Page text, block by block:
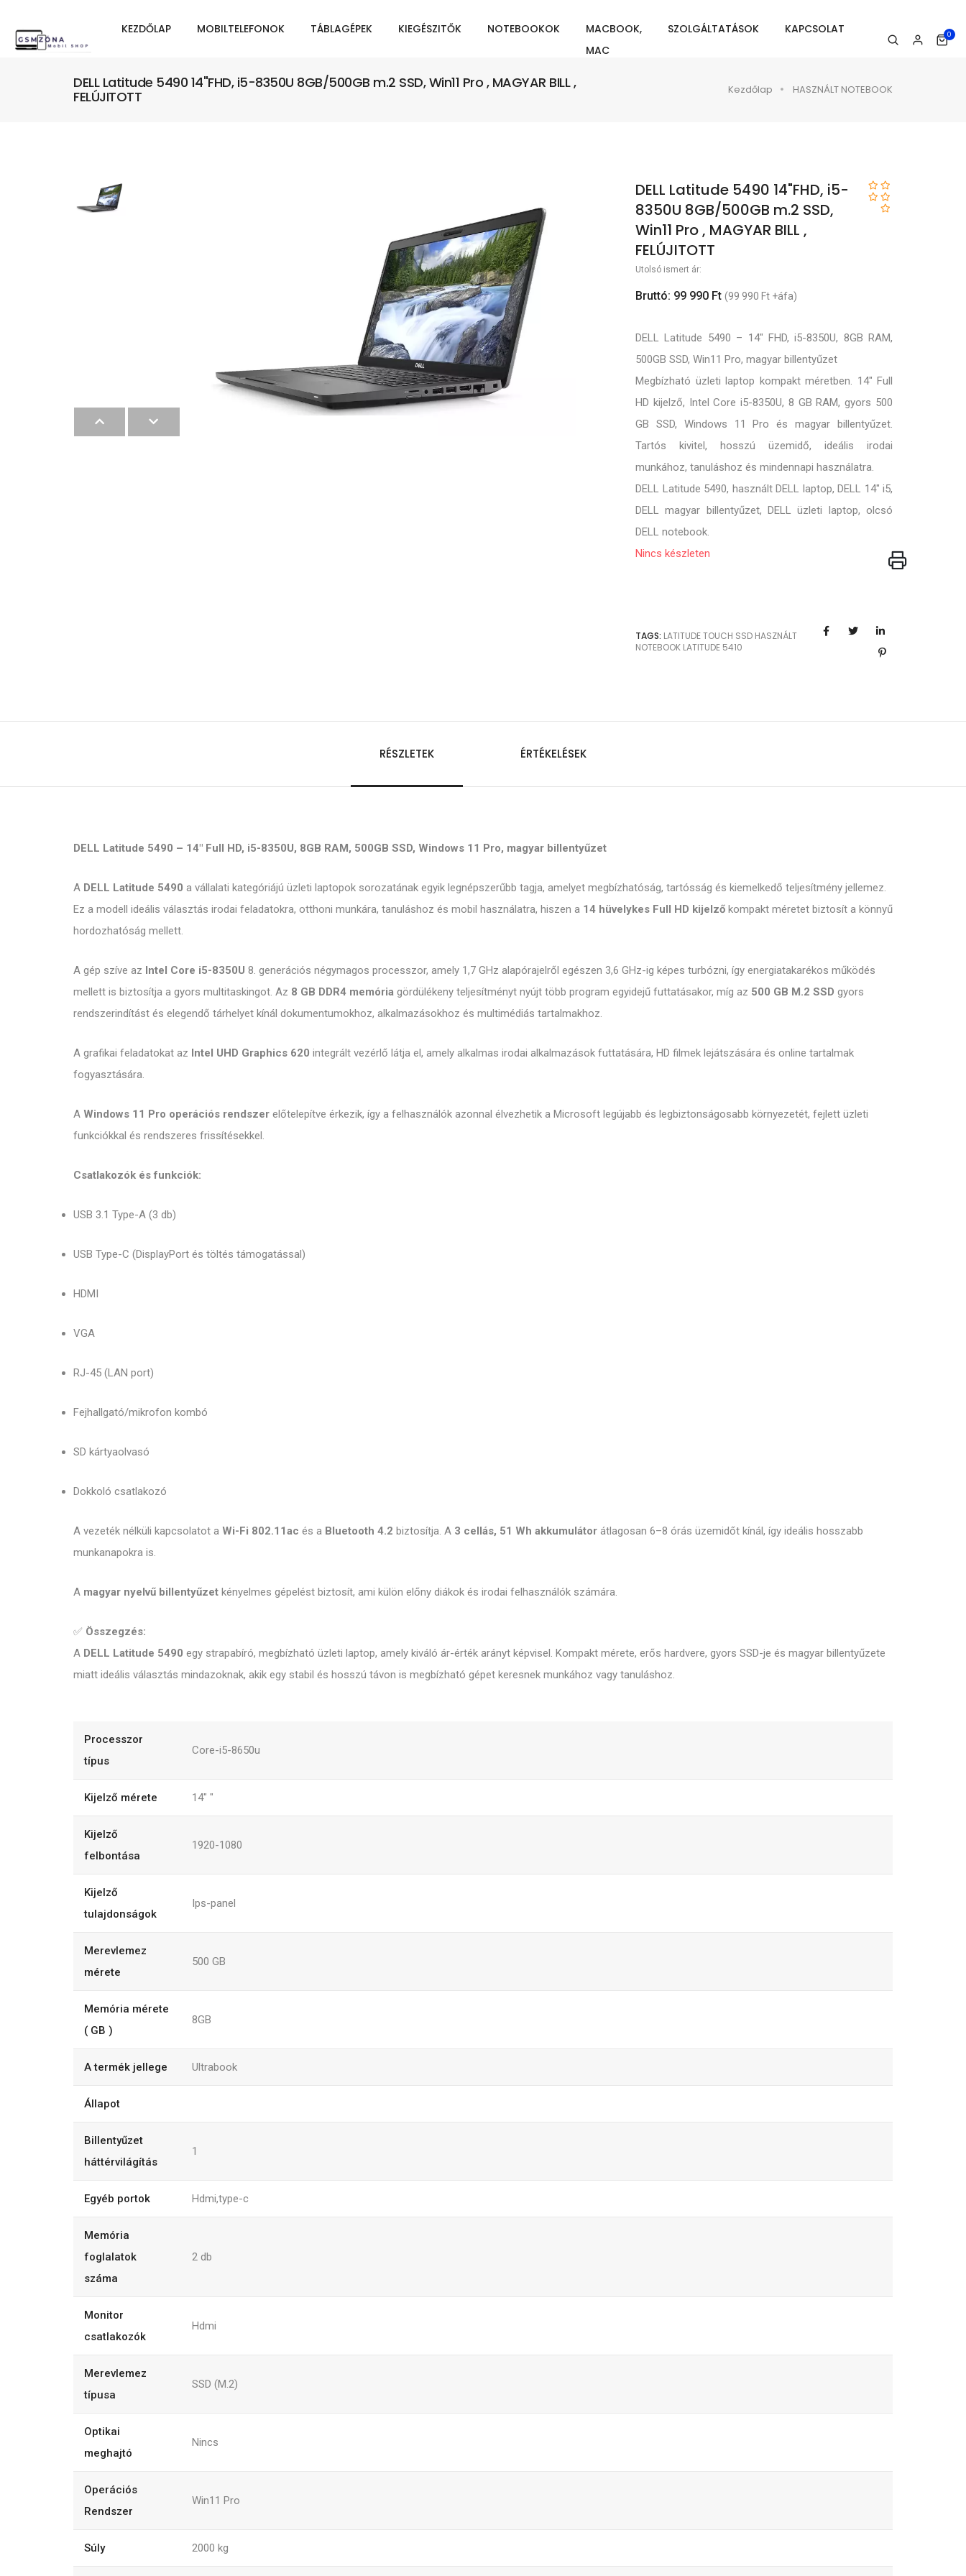
KEZDŐLAP MOBILTELEFONOK TÁBLAGÉPEK KIEGÉSZITŐK NOTEBOOKOK
MACBOOK,
MAC
SZOLGÁLTATÁSOK KAPCSOLAT 0
DELL Latitude 5490 14"FHD, i5-8350U 8GB/500GB m.2 SSD, Win11 Pro , MAGYAR BILL ,
FELÚJITOTT
Kezdőlap HASZNÁLT NOTEBOOK
DELL Latitude 5490 14"FHD, i5-
8350U 8GB/500GB m.2 SSD,
Win11 Pro , MAGYAR BILL ,
FELÚJITOTT
Utolsó ismert ár:
Bruttó: 99 990 Ft (99 990 Ft +áfa)
DELL Latitude 5490 – 14" FHD, i5-8350U, 8GB RAM,
500GB SSD, Win11 Pro, magyar billentyűzet
Megbízható üzleti laptop kompakt méretben. 14" Full
HD kijelző, Intel Core i5-8350U, 8 GB RAM, gyors 500
GB SSD, Windows 11 Pro és magyar billentyűzet.
Tartós kivitel, hosszú üzemidő, ideális irodai
munkához, tanuláshoz és mindennapi használatra.
DELL Latitude 5490, használt DELL laptop, DELL 14" i5,
DELL magyar billentyűzet, DELL üzleti laptop, olcsó
DELL notebook.
Nincs készleten
TAGS: LATITUDETOUCH SSD HASZNÁLT
NOTEBOOK LATITUDE 5410
RÉSZLETEK ÉRTÉKELÉSEK
DELL Latitude 5490 – 14" Full HD, i5-8350U, 8GB RAM, 500GB SSD, Windows 11 Pro, magyar billentyűzet
A DELL Latitude 5490 a vállalati kategóriájú üzleti laptopok sorozatának egyik legnépszerűbb tagja, amelyet megbízhatóság, tartósság és kiemelkedő teljesítmény jellemez.
Ez a modell ideális választás irodai feladatokra, otthoni munkára, tanuláshoz és mobil használatra, hiszen a 14 hüvelykes Full HD kijelző kompakt méretet biztosít a könnyű
hordozhatóság mellett.
A gép szíve az Intel Core i5-8350U 8. generációs négymagos processzor, amely 1,7 GHz alapórajelről egészen 3,6 GHz-ig képes turbózni, így energiatakarékos működés
mellett is biztosítja a gyors multitaskingot. Az 8 GB DDR4 memória gördülékeny teljesítményt nyújt több program egyidejű futtatásakor, míg az 500 GB M.2 SSD gyors
rendszerindítást és elegendő tárhelyet kínál dokumentumokhoz, alkalmazásokhoz és multimédiás tartalmakhoz.
A grafikai feladatokat az Intel UHD Graphics 620 integrált vezérlő látja el, amely alkalmas irodai alkalmazások futtatására, HD filmek lejátszására és online tartalmak
fogyasztására.
A Windows 11 Pro operációs rendszer előtelepítve érkezik, így a felhasználók azonnal élvezhetik a Microsoft legújabb és legbiztonságosabb környezetét, fejlett üzleti
funkciókkal és rendszeres frissítésekkel.
Csatlakozók és funkciók:
USB 3.1 Type-A (3 db)
USB Type-C (DisplayPort és töltés támogatással)
HDMI
VGA
RJ-45 (LAN port)
Fejhallgató/mikrofon kombó
SD kártyaolvasó
Dokkoló csatlakozó
A vezeték nélküli kapcsolatot a Wi-Fi 802.11ac és a Bluetooth 4.2 biztosítja. A 3 cellás, 51 Wh akkumulátor átlagosan 6–8 órás üzemidőt kínál, így ideális hosszabb
munkanapokra is.
A magyar nyelvű billentyűzet kényelmes gépelést biztosít, ami külön előny diákok és irodai felhasználók számára.
✅ Összegzés:
A DELL Latitude 5490 egy strapabíró, megbízható üzleti laptop, amely kiváló ár-érték arányt képvisel. Kompakt mérete, erős hardvere, gyors SSD-je és magyar billentyűzete
miatt ideális választás mindazoknak, akik egy stabil és hosszú távon is megbízható gépet keresnek munkához vagy tanuláshoz.
Processzor
típus
Core-i5-8650u
Kijelző mérete 14" "
Kijelző
felbontása
1920-1080
Kijelző
tulajdonságok
Ips-panel
Merevlemez
mérete
500 GB
Memória mérete
( GB )
8GB
A termék jellege Ultrabook
Állapot
Billentyűzet
háttérvilágítás
1
Egyéb portok Hdmi,type-c
Memória
foglalatok
száma
2 db
Monitor
csatlakozók
Hdmi
Merevlemez
típusa
SSD (M.2)
Optikai
meghajtó
Nincs
Operációs
Rendszer
Win11 Pro
Súly 2000 kg